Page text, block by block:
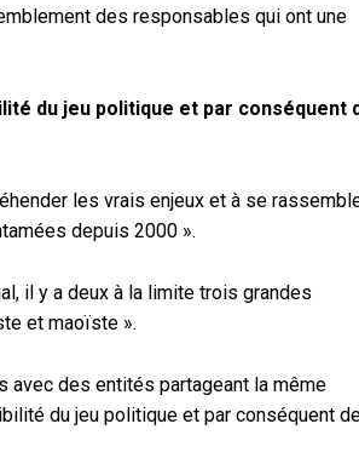
des responsables qui ont une
du jeu politique et par conséquent
les vrais enjeux et à se
depuis 2000 ».
il y a deux à la limite trois grandes
et maoïste ».
avec des entités partageant la même
du jeu politique et par conséquent